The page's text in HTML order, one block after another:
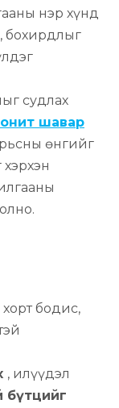
нэр хүнд
бохирдлыг
судлах
шавар
өнгийг
бодис,
, илүүдэл
бүтцийг